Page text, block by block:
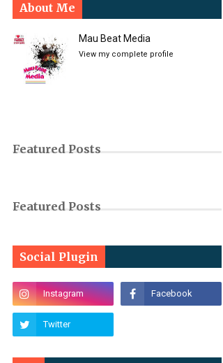
About Me
Mau Beat Media
View my complete profile
Featured Posts
Featured Posts
Social Plugin